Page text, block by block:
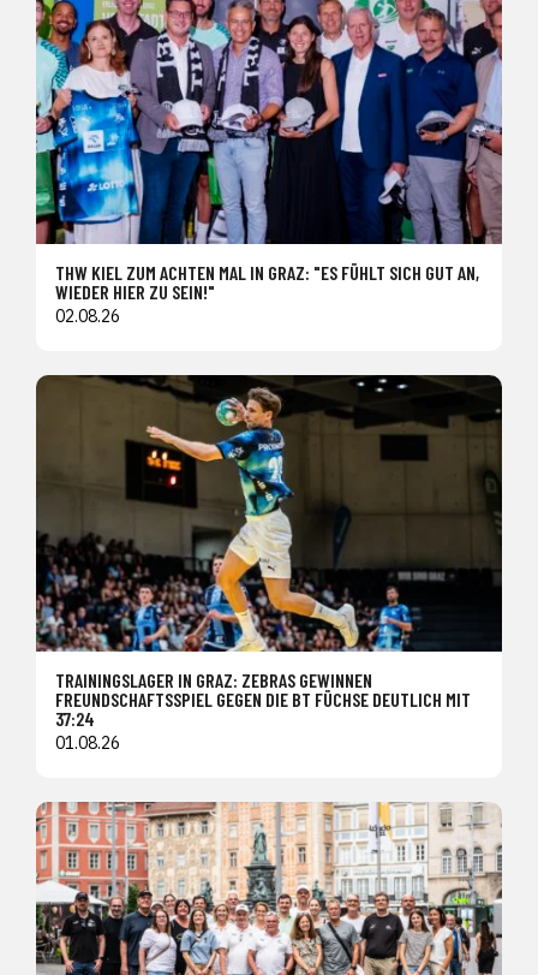
THW KIEL ZUM ACHTEN MAL IN GRAZ: "ES FÜHLT SICH GUT AN,
WIEDER HIER ZU SEIN!"
02.08.26
TRAININGSLAGER IN GRAZ: ZEBRAS GEWINNEN
FREUNDSCHAFTSSPIEL GEGEN DIE BT FÜCHSE DEUTLICH MIT
37:24
01.08.26